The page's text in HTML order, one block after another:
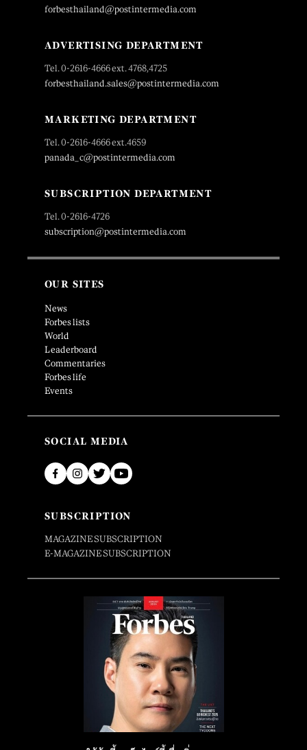
forbesthailand@postintermedia.com
ADVERTISING DEPARTMENT
Tel. 0-2616-4666 ext. 4768,4725
forbesthailand.sales@postintermedia.com
MARKETING DEPARTMENT
Tel. 0-2616-4666 ext.4659
panada_c@postintermedia.com
SUBSCRIPTION DEPARTMENT
Tel. 0-2616-4726
subscription@postintermedia.com
OUR SITES
News
Forbes lists
World
Leaderboard
Commentaries
Forbes life
Events
SOCIAL MEDIA
SUBSCRIPTION
MAGAZINE SUBSCRIPTION
E-MAGAZINE SUBSCRIPTION